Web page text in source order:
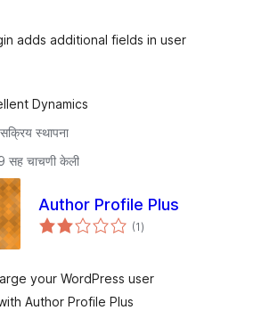
adds additional fields in user
Dynamics
स्थापना
सह चाचणी केली
Author Profile Plus
(1एकूण
मूल्यांकन
)
your WordPress user
Author Profile Plus